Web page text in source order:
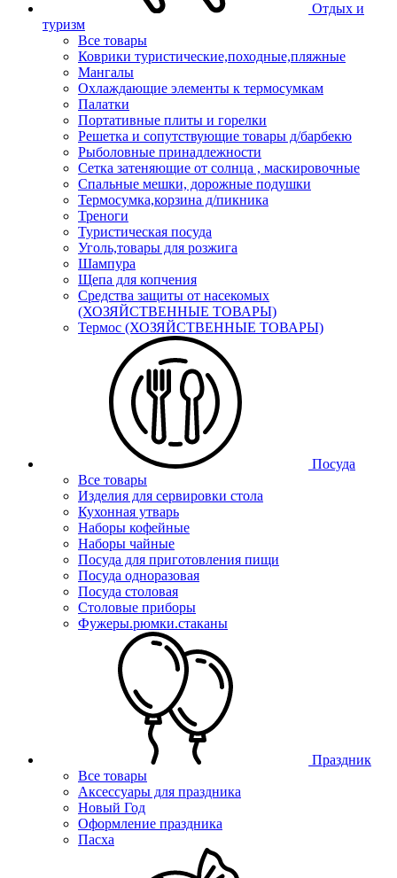
Отдых и
туризм
Все товары
Коврики туристические,походные,пляжные
Мангалы
Охлаждающие элементы к термосумкам
Палатки
Портативные плиты и горелки
Решетка и сопутствующие товары д/барбекю
Рыболовные принадлежности
Сетка затеняющие от солнца , маскировочные
Спальные мешки, дорожные подушки
Термосумка,корзина д/пикника
Треноги
Туристическая посуда
Уголь,товары для розжига
Шампура
Щепа для копчения
Средства защиты от насекомых
(ХОЗЯЙСТВЕННЫЕ ТОВАРЫ)
Термос (ХОЗЯЙСТВЕННЫЕ ТОВАРЫ)
Посуда
Все товары
Изделия для сервировки стола
Кухонная утварь
Наборы кофейные
Наборы чайные
Посуда для приготовления пищи
Посуда одноразовая
Посуда столовая
Столовые приборы
Фужеры.рюмки.стаканы
Праздник
Все товары
Аксессуары для праздника
Новый Год
Оформление праздника
Пасха